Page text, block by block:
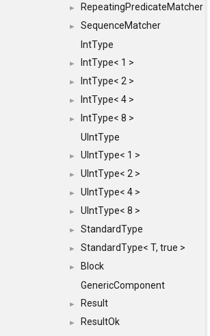
► RepeatingPredicateMatcher
►
SequenceMatcher
IntType
► IntType< 1 >
► IntType< 2 >
► IntType< 4 >
►
IntType< 8 >
UIntType
► UIntType< 1 >
► UIntType< 2 >
► UIntType< 4 >
► UIntType< 8 >
► StandardType
► StandardType< T, true >
►
Block
GenericComponent
► Result
►
ResultOk